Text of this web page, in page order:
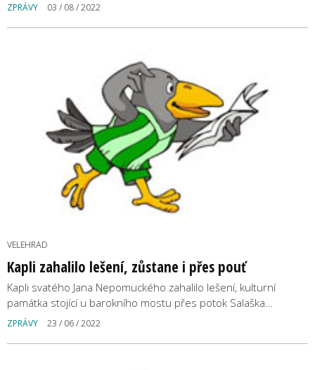
ZPRÁVY 03 / 08 / 2022
VELEHRAD
Kapli zahalilo lešení, zůstane i přes pouť
Kapli svatého Jana Nepomuckého zahalilo lešení, kulturní
památka stojící u barokního mostu přes potok Salaška…
ZPRÁVY 23 / 06 / 2022